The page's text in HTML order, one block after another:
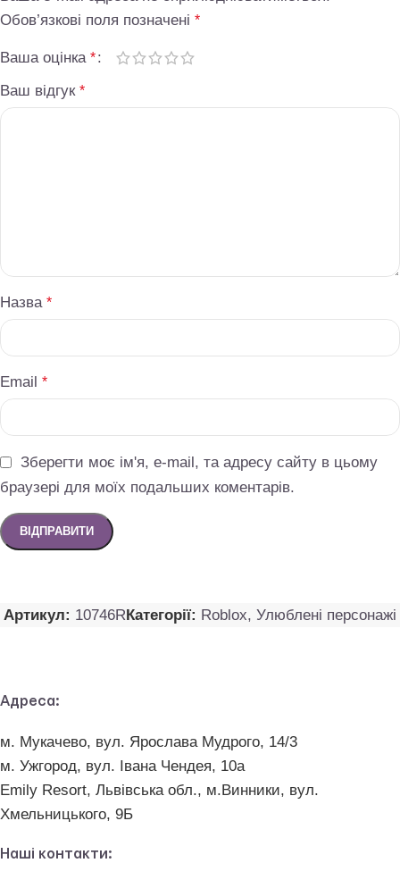
Обов’язкові поля позначені *
Ваша оцінка *
Ваш відгук *
Назва *
Email *
Зберегти моє ім'я, e-mail, та адресу сайту в цьому
браузері для моїх подальших коментарів.
Артикул: 10746RКатегорії: Roblox, Улюблені персонажі
Адреса:
м. Мукачево, вул. Ярослава Мудрого, 14/3
м. Ужгород, вул. Івана Чендея, 10а
Emily Resort, Львівська обл., м.Винники, вул.
Хмельницького, 9Б
Наші контакти: